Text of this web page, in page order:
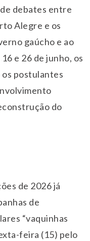
debates entre
Alegre e os
gaúcho e ao
e 26 de junho, os
postulantes
do
de 2026 já
de
“vaquinhas
feira (15) pelo